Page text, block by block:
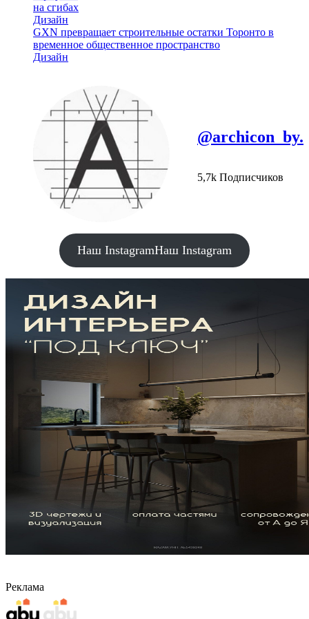
на сгибах
Дизайн
GXN превращает строительные остатки Торонто в
временное общественное пространство
Дизайн
@archicon_by.
5,7k Подписчиков
Наш InstagramНаш Instagram
Реклама